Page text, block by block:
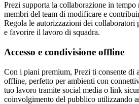
Prezi supporta la collaborazione in tempo
membri del team di modificare e
Regola le autorizzazioni dei collaboratori
e favorire il lavoro di squadra.
Accesso e condivisione offline
Con i piani premium, Prezi ti consente di
offline, perfetto per ambienti con
tuo lavoro tramite social media o link
coinvolgimento del pubblico utilizzando